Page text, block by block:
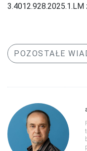
3.4012.928.2025.1.LM
POZOSTAŁE